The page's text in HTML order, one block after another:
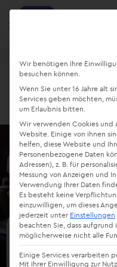
Projekte und
Kostenlos - Bei
Six
Erklärung
Wir benötigen Ihre
besuchen können.
Wenn Sie unter 16 Jahre alt
Services geben möchten,
um Erlaubnis bitten.
Wir verwenden Cookies und
Website. Einige von ihnen
helfen, diese Website und
Personenbezogene Daten
Adressen), z. B. für
Messung von Anzeigen und
Verwendung Ihrer Daten
Es besteht keine
einzuwilligen, um dieses
jederzeit unter Einstellungen
beachten Sie, dass
möglicherweise nicht alle
Einige Services verarbeiten
Mit Ihrer Einwilligung zur